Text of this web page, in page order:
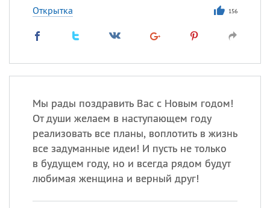
Открытка 156
Мы рады поздравить Вас с Новым годом!
От души желаем в наступающем году
реализовать все планы, воплотить в жизнь
все задуманные идеи! И пусть не только
в будущем году, но и всегда рядом будут
любимая женщина и верный друг!